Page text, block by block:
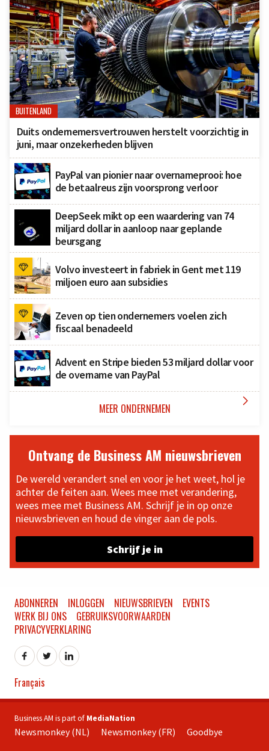
BUITENLAND
Duits ondernemersvertrouwen herstelt voorzichtig in
juni, maar onzekerheden blijven
PayPal van pionier naar overnameprooi: hoe
de betaalreus zijn voorsprong verloor
DeepSeek mikt op een waardering van 74
miljard dollar in aanloop naar geplande
beursgang
Volvo investeert in fabriek in Gent met 119
miljoen euro aan subsidies
Zeven op tien ondernemers voelen zich
fiscaal benadeeld
Advent en Stripe bieden 53 miljard dollar voor
de overname van PayPal
MEER ONDERNEMEN 
Ontvang de Business AM nieuwsbrieven
De wereld verandert snel en voor je het weet, hol je
achter de feiten aan. Wees mee met verandering,
wees mee met Business AM. Schrijf je in op onze
nieuwsbrieven en houd de vinger aan de pols.
Schrijf je in
ABONNEREN INLOGGEN NIEUWSBRIEVEN
EVENTS
WERK BIJ ONS
GEBRUIKSVOORWAARDEN
PRIVACYVERKLARING
Français
Business AM is part of MediaNation
Newsmonkey (NL) Newsmonkey (FR) Goodbye